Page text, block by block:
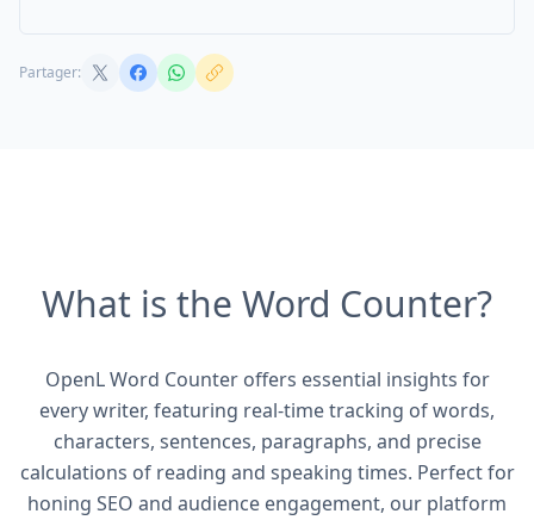
Partager:
What is the Word Counter?
OpenL Word Counter offers essential insights for
every writer, featuring real-time tracking of words,
characters, sentences, paragraphs, and precise
calculations of reading and speaking times. Perfect for
honing SEO and audience engagement, our platform